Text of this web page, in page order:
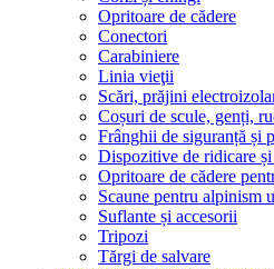
Opritoare de cădere
Conectori
Carabiniere
Linia vieţii
Scări, prăjini
Coșuri de scule, genți,
Frânghii de siguranță și
Dispozitive de ridicare
Opritoare de cădere
Scaune pentru alpinism
Suflante și accesorii
Tripozi
Tărgi de salvare